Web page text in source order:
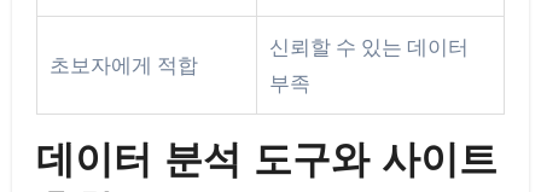
초보자에게 적합
신뢰할 수 있는 데이터
부족
데이터 분석 도구와 사이트